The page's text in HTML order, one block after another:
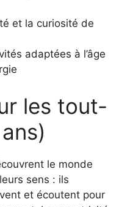
et la curiosité de
adaptées à l’âge
les tout-
le monde
sens : ils
et écoutent pour